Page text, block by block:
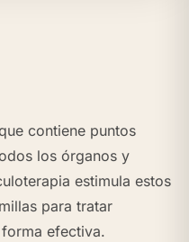
contiene puntos
los órganos y
estimula estos
para tratar
efectiva.